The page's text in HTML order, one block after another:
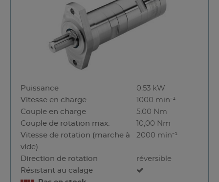
Puissance
0.53 kW
Vitesse en charge
1000 min⁻¹
Couple en charge
5,00 Nm
Couple de rotation max.
10,00 Nm
Vitesse de rotation (marche à
vide)
2000 min⁻¹
Direction de rotation
réversible
Résistant au calage